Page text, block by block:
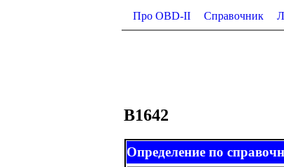
Про OBD-II Справочник
B1642
Определение по